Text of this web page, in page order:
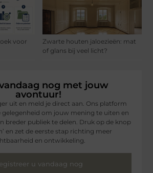
voor
Zwarte houten jaloezieën: mat
of glans bij veel licht?
nog met jouw
avontuur!
uit en meld je direct aan. Ons platform
gelegenheid om jouw mening te uiten en
breder publiek te delen. Druk op de knop
en zet de eerste stap richting meer
en ontwikkeling.
u vandaag nog